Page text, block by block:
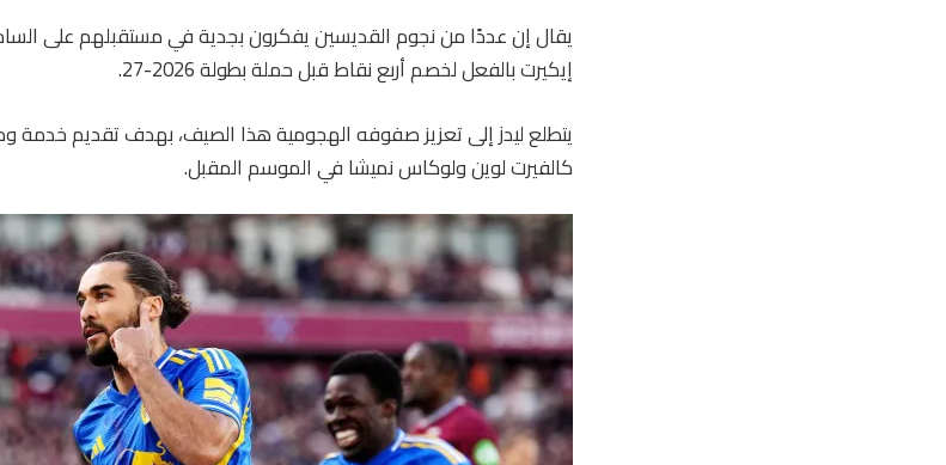
يقال إن عددًا من نجوم القديسين يفكرون بجدية في مستقبلهم على
إيكيرت بالفعل لخصم أربع نقاط قبل حملة بطولة 2026-27.
يتطلع ليدز إلى تعزيز صفوفه الهجومية هذا الصيف، بهدف تقديم خدمة
كالفيرت لوين ولوكاس نميشا في الموسم المقبل.